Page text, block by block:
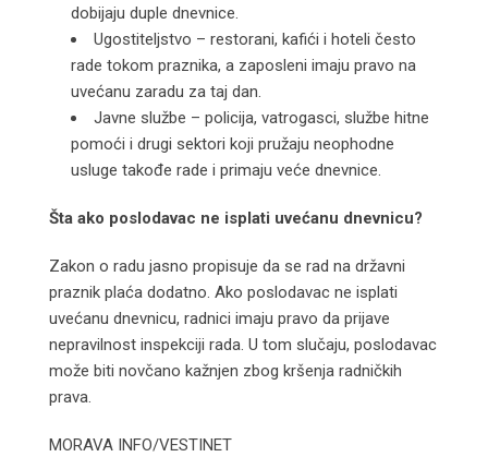
dobijaju duple dnevnice.
Ugostiteljstvo – restorani, kafići i hoteli često
rade tokom praznika, a zaposleni imaju pravo na
uvećanu zaradu za taj dan.
Javne službe – policija, vatrogasci, službe hitne
pomoći i drugi sektori koji pružaju neophodne
usluge takođe rade i primaju veće dnevnice.
Šta ako poslodavac ne isplati uvećanu dnevnicu?
Zakon o radu jasno propisuje da se rad na državni
praznik plaća dodatno. Ako poslodavac ne isplati
uvećanu dnevnicu, radnici imaju pravo da prijave
nepravilnost inspekciji rada. U tom slučaju, poslodavac
može biti novčano kažnjen zbog kršenja radničkih
prava.
MORAVA INFO/VESTINET